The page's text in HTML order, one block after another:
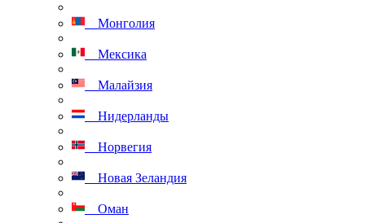
Монголия
Мексика
Малайзия
Нидерланды
Норвегия
Новая Зеландия
Оман